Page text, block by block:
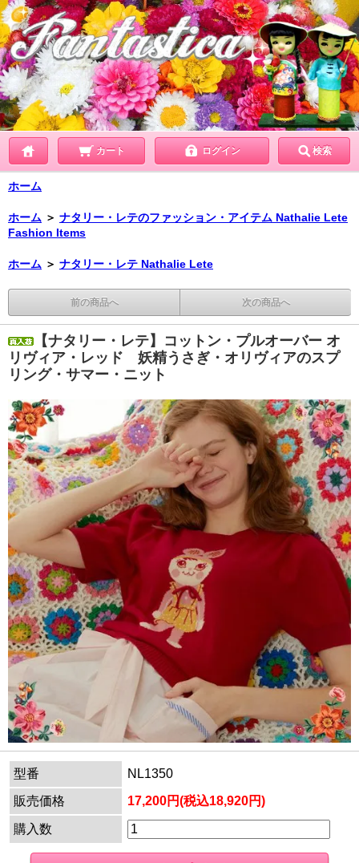
カート ログイン 検索
ホーム
ホーム ＞ ナタリー・レテのファッション・アイテム Nathalie Lete
Fashion Items
ホーム ＞ ナタリー・レテ Nathalie Lete
前の商品へ 次の商品へ
【ナタリー・レテ】コットン・プルオーバー オ
リヴィア・レッド 妖精うさぎ・オリヴィアのスプ
リング・サマー・ニット
型番
NL1350
販売価格
17,200円(税込18,920円)
購入数